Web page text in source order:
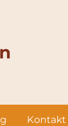
Kontakt